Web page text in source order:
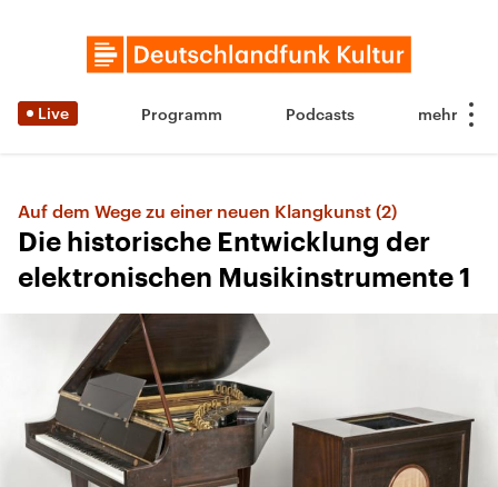
Live Programm Podcasts
Auf dem Wege zu einer neuen Klangkunst (2)
Die historische Entwicklung der
elektronischen Musikinstrumente 1